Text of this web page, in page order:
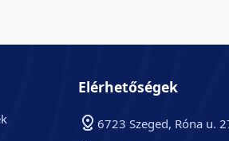
Elérhetőségek
6723 Szeged, Róna u.